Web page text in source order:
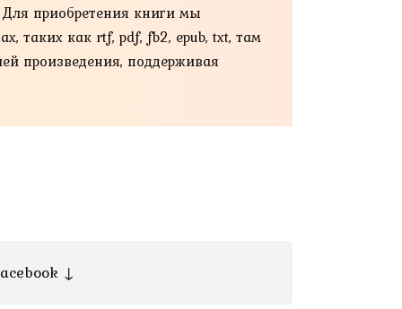
приобретения книги мы
таких как rtf, pdf, fb2, epub, txt, там
произведения, поддерживая
↓